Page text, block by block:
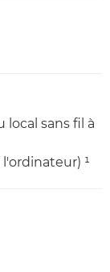
local sans fil à
¹